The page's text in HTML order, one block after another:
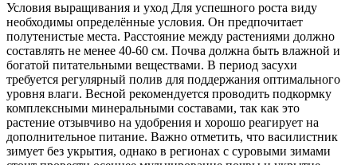
Условия выращивания и уход Для успешного роста виду
необходимы определённые условия. Он предпочитает
полутенистые места. Расстояние между растениями должно
составлять не менее 40-60 см. Почва должна быть влажной и
богатой питательными веществами. В период засухи
требуется регулярный полив для поддержания оптимального
уровня влаги. Весной рекомендуется проводить подкормку
комплексными минеральными составами, так как это
растение отзывчиво на удобрения и хорошо реагирует на
дополнительное питание. Важно отметить, что василистник
зимует без укрытия, однако в регионах с суровыми зимами